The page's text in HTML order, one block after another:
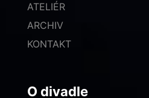
ATELIÉR
ARCHIV
KONTAKT
O divadle